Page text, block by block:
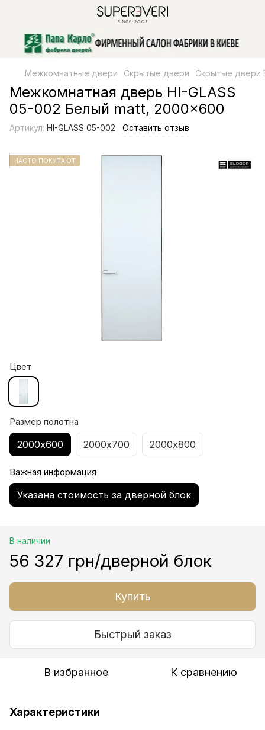
Межкомнатные двери Скрытые двери Скрытые двери
Межкомнатная дверь HI-GLASS
05-002 Белый matt, 2000x600
Артикул: HI-GLASS 05-002 Оставить отзыв
ЧАСТО ПОКУПАЮТ
Цвет
Размер полотна
2000х600 2000х700 2000х800
Важная информация
Указана стоимость за дверной блок
В наличии
56 327 грн/дверной блок
Купить
Быстрый заказ
В избранное К сравнению
Характеристики